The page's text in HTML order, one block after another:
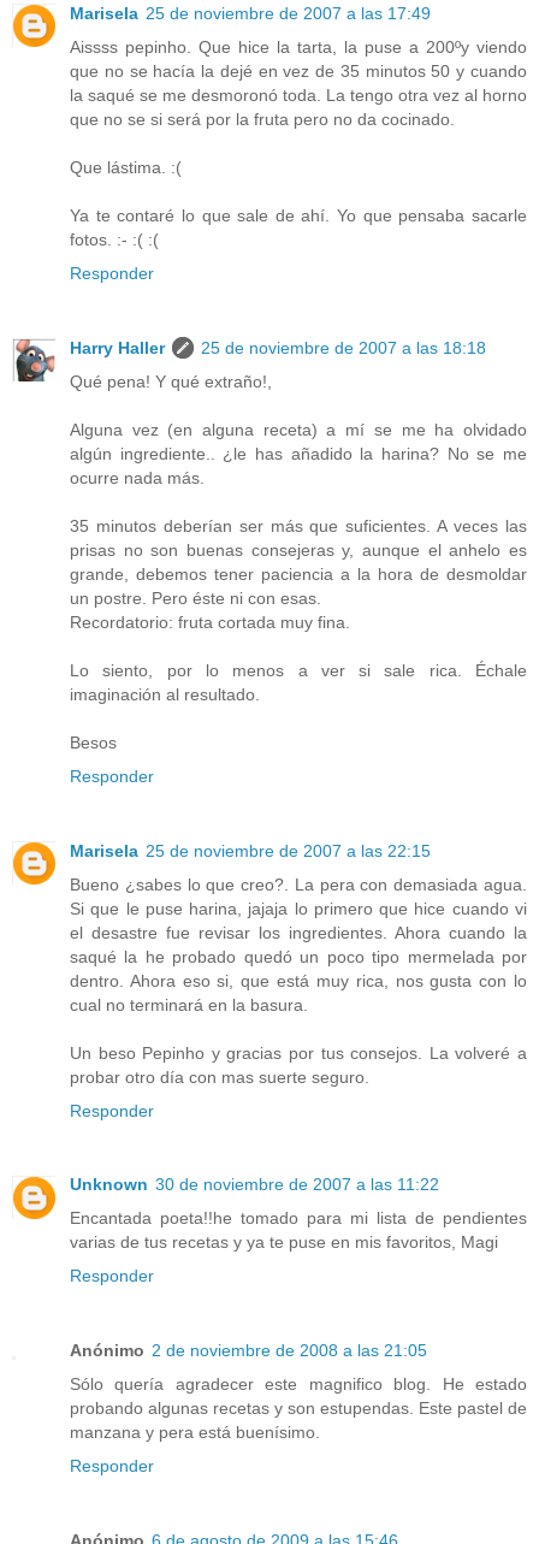
Marisela 25 de noviembre de 2007 a las 17:49
Aissss pepinho. Que hice la tarta, la puse a 200ºy viendo
que no se hacía la dejé en vez de 35 minutos 50 y cuando
la saqué se me desmoronó toda. La tengo otra vez al horno
que no se si será por la fruta pero no da cocinado.
Que lástima. :(
Ya te contaré lo que sale de ahí. Yo que pensaba sacarle
fotos. :- :( :(
Responder
Harry Haller
25 de noviembre de 2007 a las 18:18
Qué pena! Y qué extraño!,
Alguna vez (en alguna receta) a mí se me ha olvidado
algún ingrediente.. ¿le has añadido la harina? No se me
ocurre nada más.
35 minutos deberían ser más que suficientes. A veces las
prisas no son buenas consejeras y, aunque el anhelo es
grande, debemos tener paciencia a la hora de desmoldar
un postre. Pero éste ni con esas.
Recordatorio: fruta cortada muy fina.
Lo siento, por lo menos a ver si sale rica. Échale
imaginación al resultado.
Besos
Responder
Marisela 25 de noviembre de 2007 a las 22:15
Bueno ¿sabes lo que creo?. La pera con demasiada agua.
Si que le puse harina, jajaja lo primero que hice cuando vi
el desastre fue revisar los ingredientes. Ahora cuando la
saqué la he probado quedó un poco tipo mermelada por
dentro. Ahora eso si, que está muy rica, nos gusta con lo
cual no terminará en la basura.
Un beso Pepinho y gracias por tus consejos. La volveré a
probar otro día con mas suerte seguro.
Responder
Unknown 30 de noviembre de 2007 a las 11:22
Encantada poeta!!he tomado para mi lista de pendientes
varias de tus recetas y ya te puse en mis favoritos, Magi
Responder
Anónimo 2 de noviembre de 2008 a las 21:05
Sólo quería agradecer este magnifico blog. He estado
probando algunas recetas y son estupendas. Este pastel de
manzana y pera está buenísimo.
Responder